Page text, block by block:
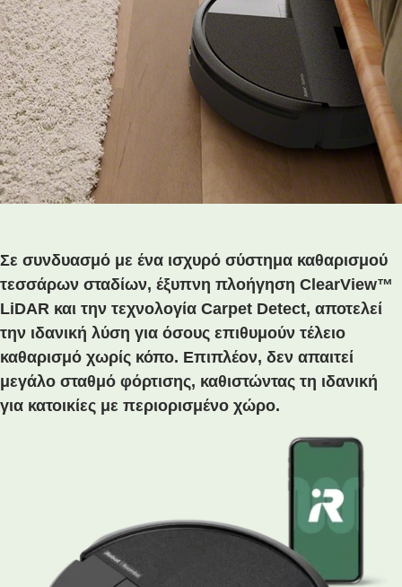
Σε συνδυασμό με ένα ισχυρό σύστημα καθαρισμού
τεσσάρων σταδίων, έξυπνη πλοήγηση ClearView™
LiDAR και την τεχνολογία Carpet Detect, αποτελεί
την ιδανική λύση για όσους επιθυμούν τέλειο
καθαρισμό χωρίς κόπο. Επιπλέον, δεν απαιτεί
μεγάλο σταθμό φόρτισης, καθιστώντας τη ιδανική
για κατοικίες με περιορισμένο χώρο.